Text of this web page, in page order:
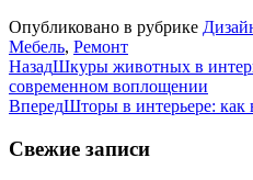
Опубликовано в рубрике
Мебель, Ремонт
НазадШкуры животных в
современном воплощении
ВпередШторы в интерьере: как
Свежие записи